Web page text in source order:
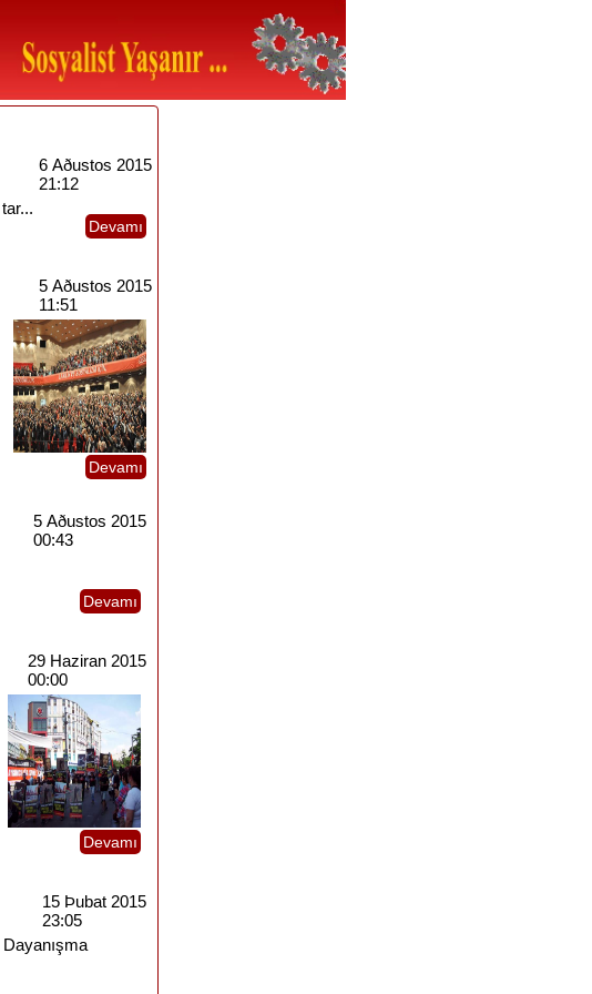
6 Aðustos 2015
21:12
tar...
Devamı
5 Aðustos 2015
11:51
Devamı
5 Aðustos 2015
00:43
Devamı
29 Haziran 2015
00:00
Devamı
15 Þubat 2015
23:05
Dayanışma